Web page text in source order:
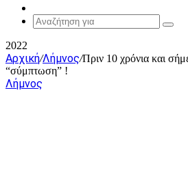
Article
2022
Αρχική/Λήμνος/Πριν 10 χρόνια και
“σύμπτωση” !
Λήμνος